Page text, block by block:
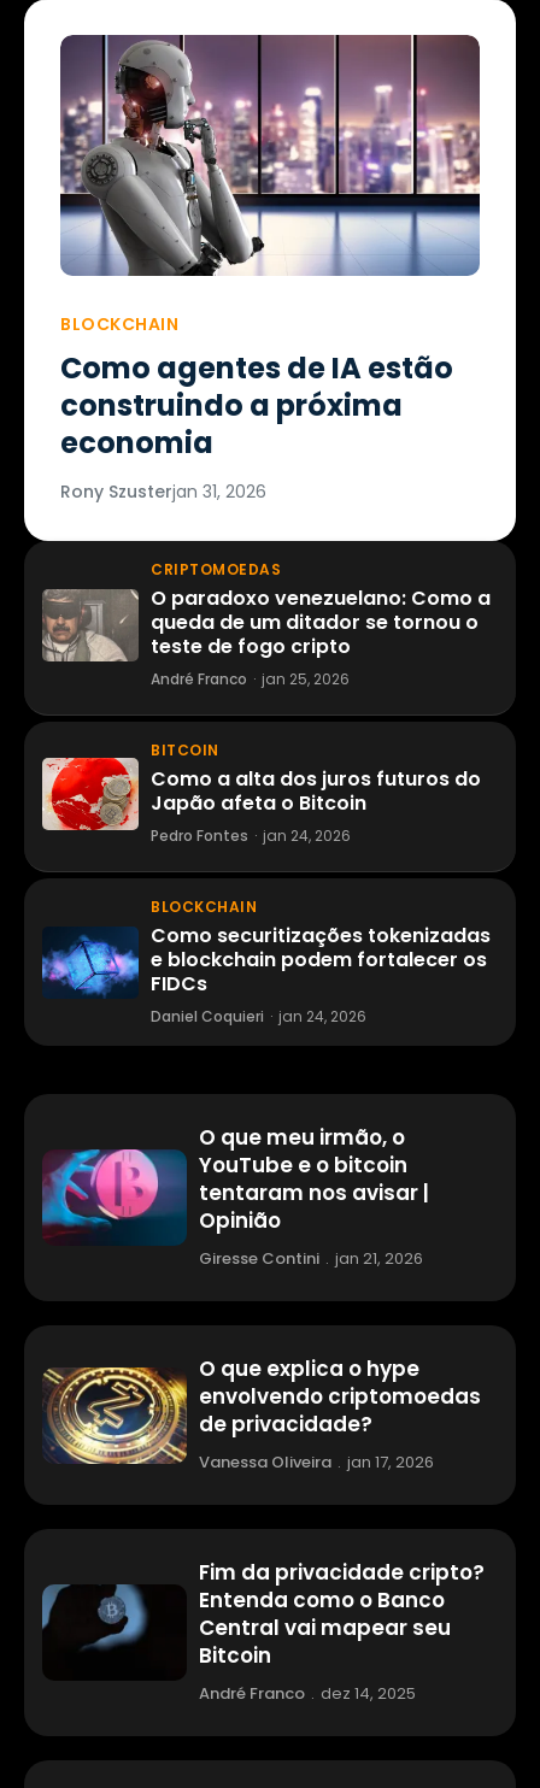
BLOCKCHAIN
Como agentes de IA estão
construindo a próxima
economia
Rony Szusterjan 31, 2026
CRIPTOMOEDAS
O paradoxo venezuelano: Como a
queda de um ditador se tornou o
teste de fogo cripto
André Franco · jan 25, 2026
BITCOIN
Como a alta dos juros futuros do
Japão afeta o Bitcoin
Pedro Fontes · jan 24, 2026
BLOCKCHAIN
Como securitizações tokenizadas
e blockchain podem fortalecer os
FIDCs
Daniel Coquieri · jan 24, 2026
O que meu irmão, o
YouTube e o bitcoin
tentaram nos avisar |
Opinião
Giresse Contini . jan 21, 2026
O que explica o hype
envolvendo criptomoedas
de privacidade?
Vanessa Oliveira . jan 17, 2026
Fim da privacidade cripto?
Entenda como o Banco
Central vai mapear seu
Bitcoin
André Franco . dez 14, 2025